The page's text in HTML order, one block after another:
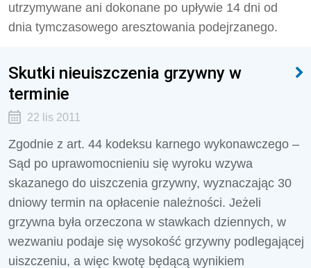
utrzymywane ani dokonane po upływie 14 dni od
dnia tymczasowego aresztowania podejrzanego.
Skutki nieuiszczenia grzywny w
terminie
22 lis 2011
Zgodnie z art. 44 kodeksu karnego wykonawczego –
Sąd po uprawomocnieniu się wyroku wzywa
skazanego do uiszczenia grzywny, wyznaczając 30
dniowy termin na opłacenie należności. Jeżeli
grzywna była orzeczona w stawkach dziennych, w
wezwaniu podaje się wysokość grzywny podlegającej
uiszczeniu, a więc kwotę będącą wynikiem